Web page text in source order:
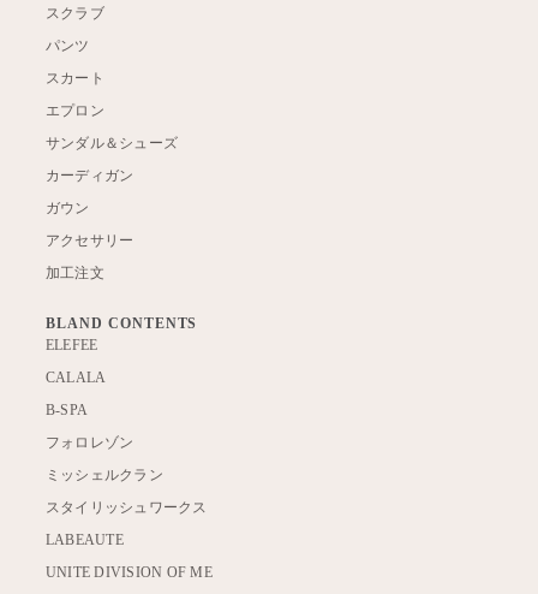
スクラブ
パンツ
スカート
エプロン
サンダル＆シューズ
カーディガン
ガウン
アクセサリー
加工注文
BLAND CONTENTS
ELEFEE
CALALA
B-SPA
フォロレゾン
ミッシェルクラン
スタイリッシュワークス
LABEAUTE
UNITE DIVISION OF ME